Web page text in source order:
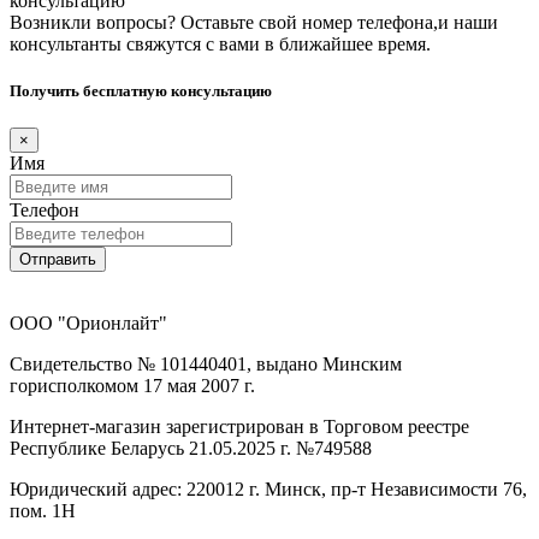
Возникли вопросы? Оставьте свой номер телефона,и наши
консультанты свяжутся с вами в ближайшее время.
Получить бесплатную консультацию
×
Имя
Телефон
Отправить
ООО "Орионлайт"
Свидетельство № 101440401, выдано Минским
горисполкомом 17 мая 2007 г.
Интернет-магазин зарегистрирован в Торговом реестре
Республике Беларусь 21.05.2025 г. №749588
Юридический адрес: 220012 г. Минск, пр-т Независимости 76,
пом. 1Н